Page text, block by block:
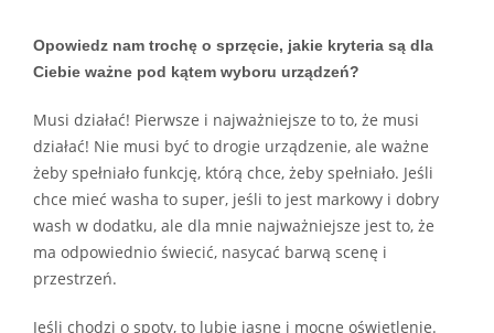
Opowiedz nam trochę o sprzęcie, jakie kryteria są dla
Ciebie ważne pod kątem wyboru urządzeń?
Musi działać! Pierwsze i najważniejsze to to, że musi
działać! Nie musi być to drogie urządzenie, ale ważne
żeby spełniało funkcję, którą chce, żeby spełniało. Jeśli
chce mieć washa to super, jeśli to jest markowy i dobry
wash w dodatku, ale dla mnie najważniejsze jest to, że
ma odpowiednio świecić, nasycać barwą scenę i
przestrzeń.
Jeśli chodzi o spoty, to lubię jasne i mocne oświetlenie.